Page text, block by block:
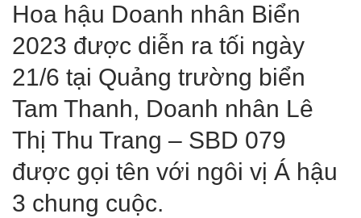
Hoa hậu Doanh nhân Biển
2023 được diễn ra tối ngày
21/6 tại Quảng trường biển
Tam Thanh, Doanh nhân Lê
Thị Thu Trang – SBD 079
được gọi tên với ngôi vị Á hậu
3 chung cuộc.